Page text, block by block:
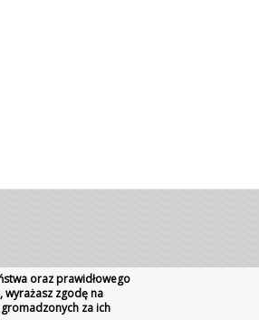
oraz prawidłowego
wyrażasz zgodę na
za ich